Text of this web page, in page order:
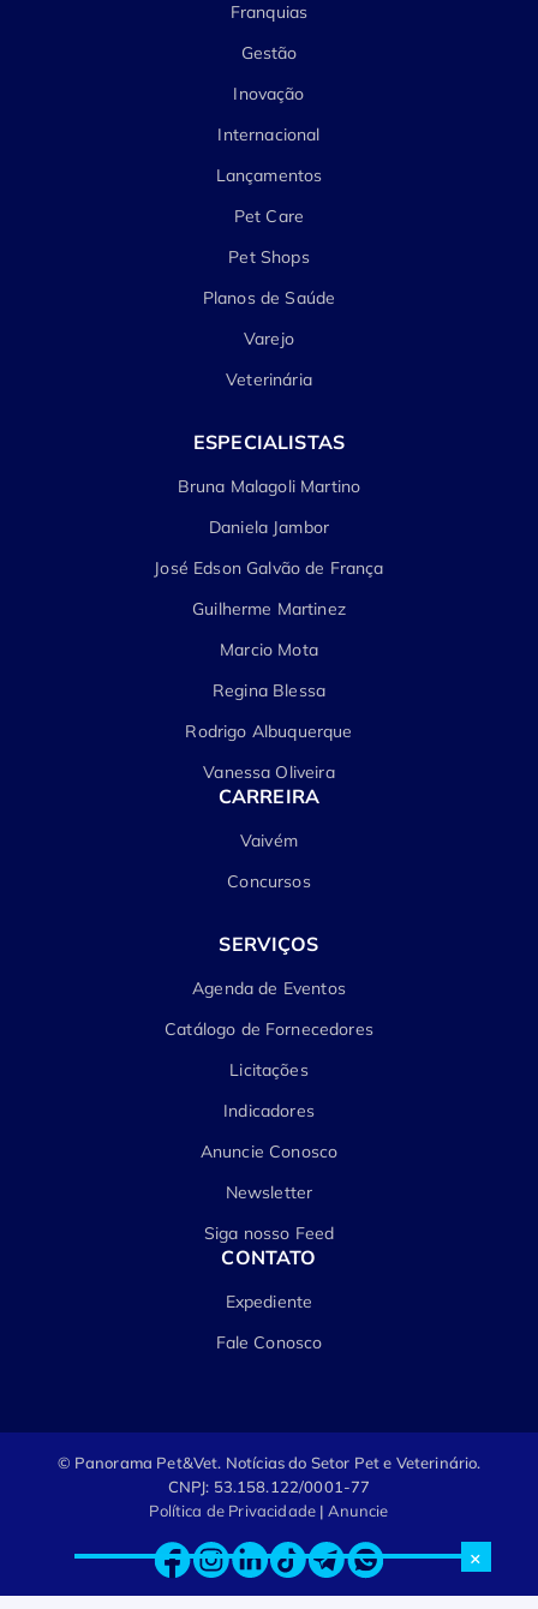
×
Franquias
Gestão
Inovação
Internacional
Lançamentos
Pet Care
Pet Shops
Planos de Saúde
Varejo
Veterinária
ESPECIALISTAS
Bruna Malagoli Martino
Daniela Jambor
José Edson Galvão de França
Guilherme Martinez
Marcio Mota
Regina Blessa
Rodrigo Albuquerque
Vanessa Oliveira
CARREIRA
Vaivém
Concursos
SERVIÇOS
Agenda de Eventos
Catálogo de Fornecedores
Licitações
Indicadores
Anuncie Conosco
Newsletter
Siga nosso Feed
CONTATO
Expediente
Fale Conosco
© Panorama Pet&Vet. Notícias do Setor Pet e Veterinário.
CNPJ: 53.158.122/0001-77
Política de Privacidade | Anuncie